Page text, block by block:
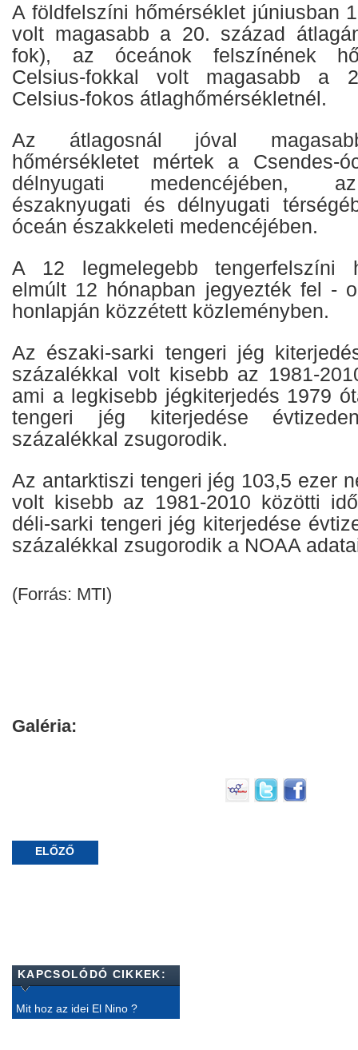
A földfelszíni hőmérséklet júniusban
volt magasabb a 20. század
fok), az óceánok felszínének
Celsius-fokkal volt magasabb a
Celsius-fokos átlaghőmérsékletnél.
Az átlagosnál jóval
hőmérsékletet mértek a Csendes-
délnyugati medencéjében,
északnyugati és délnyugati
óceán északkeleti medencéjében.
A 12 legmelegebb tengerfelszíni
elmúlt 12 hónapban jegyezték fel -
honlapján közzétett közleményben.
Az északi-sarki tengeri jég
százalékkal volt kisebb az 1981-
ami a legkisebb jégkiterjedés 1979
tengeri jég kiterjedése
százalékkal zsugorodik.
Az antarktiszi tengeri jég 103,5 ezer
volt kisebb az 1981-2010 közötti
déli-sarki tengeri jég kiterjedése
százalékkal zsugorodik a NOAA
(Forrás: MTI)
Galéria:
ELŐZŐ
KAPCSOLÓDÓ CIKKEK:
Mit hoz az idei El Nino ?